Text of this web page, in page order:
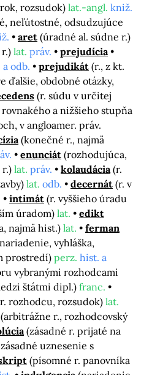
rozsudok) lat.-angl. kniž.
neľútostné, odsudzujúce
aret (úradné al. súdne r.)
lat. práv.
prejudícia
odb. prejudikát (r., z kt.
ďalšie, obdobné otázky,
(r. súdu v určitej
a nižšieho stupňa
v angloamer. práv.
(konečné r., najmä
enunciát (rozhodujúca,
r.) lat. práv. kolaudácia (r.
lat. odb. decernát (r. v
intimát (r. vyššieho úradu
úradom) lat.
edikt
najmä hist.) lat.
ferman
vyhláška,
prostredí) perz. hist. a
vybranými rozhodcami
štátmi dipl.) franc.
rozhodcu, rozsudok) lat.
(arbitrážne r., rozhodcovský
(zásadné r. prijaté na
uznesenie s
(písomné r. panovníka